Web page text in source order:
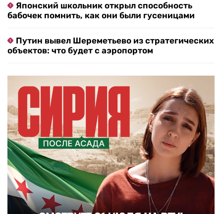
Японский школьник открыл способность
бабочек помнить, как они были гусеницами
Путин вывел Шереметьево из стратегических
объектов: что будет с аэропортом